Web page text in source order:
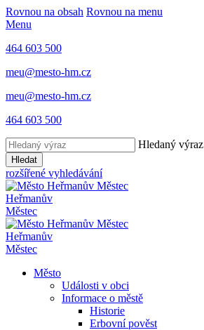
Rovnou na obsah Rovnou na menu
Menu
464 603 500
meu@mesto-hm.cz
meu@mesto-hm.cz
464 603 500
Hledaný výraz
Hledat
rozšířené vyhledávání
Heřmanův
Městec
Heřmanův
Městec
Město
Události v obci
Informace o městě
Historie
Erbovní pověst